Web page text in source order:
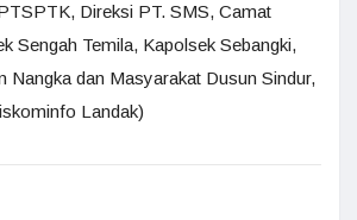
Direksi PT. SMS, Camat
Sengah Temila, Kapolsek Sebangki,
Nangka dan Masyarakat Dusun Sindur,
Landak)